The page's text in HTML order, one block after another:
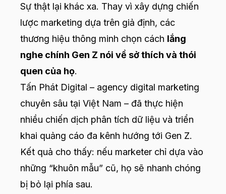
Sự thật lại khác xa. Thay vì xây dựng chiến
lược marketing dựa trên giả định, các
thương hiệu thông minh chọn cách lắng
nghe chính Gen Z nói về sở thích và thói
quen của họ.
Tấn Phát Digital – agency digital marketing
chuyên sâu tại Việt Nam – đã thực hiện
nhiều chiến dịch phân tích dữ liệu và triển
khai quảng cáo đa kênh hướng tới Gen Z.
Kết quả cho thấy: nếu marketer chỉ dựa vào
những “khuôn mẫu” cũ, họ sẽ nhanh chóng
bị bỏ lại phía sau.